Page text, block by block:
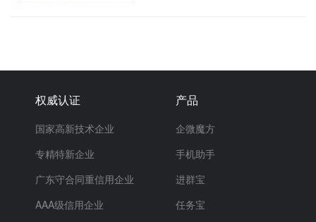
权威认证
国家高新技术企业
专精特新企业
广东守合同重信用企业
AAA级信用企业
产品
企微魔方
手机助手
进群宝
任务宝